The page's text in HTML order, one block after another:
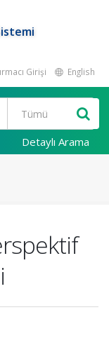
Girişi English
Detaylı Arama